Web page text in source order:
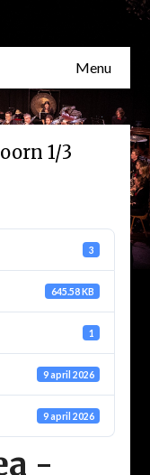
Menu
1/3
3
645.58 KB
1
9 april 2026
9 april 2026
-